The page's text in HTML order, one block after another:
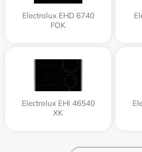
Electrolux EHD 6740
FOK
Electrolux EHI 46540
XK